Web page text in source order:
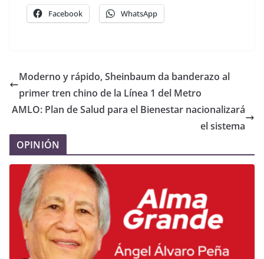
Facebook WhatsApp
Moderno y rápido, Sheinbaum da banderazo al
primer tren chino de la Línea 1 del Metro
AMLO: Plan de Salud para el Bienestar nacionalizará
el sistema
OPINIÓN